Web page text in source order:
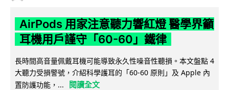
AirPods 用家注意聽力響紅燈 醫學界籲
耳機用戶謹守「60-60」鐵律
長時間高音量佩戴耳機可能導致永久性噪音性聽損。本文盤點 4
大聽力受損警號，介紹科學護耳的「60-60 原則」及 Apple 內
置防護功能，...
閱讀全文